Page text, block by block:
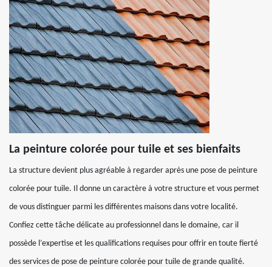
La peinture colorée pour tuile et ses bienfaits
La structure devient plus agréable à regarder après une pose de peinture
colorée pour tuile. Il donne un caractère à votre structure et vous permet
de vous distinguer parmi les différentes maisons dans votre localité.
Confiez cette tâche délicate au professionnel dans le domaine, car il
possède l’expertise et les qualifications requises pour offrir en toute fierté
des services de pose de peinture colorée pour tuile de grande qualité.